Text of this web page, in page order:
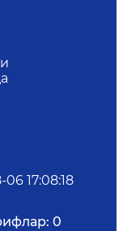
17:08:18
0